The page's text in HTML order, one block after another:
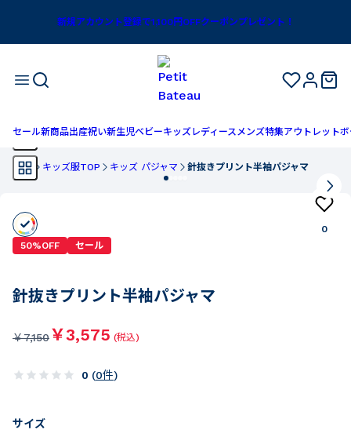
新規アカウント登録で1,100円OFFクーポンプレゼント！
セール新商品出産祝い新生児ベビーキッズ レディースメンズ特集アウトレットボ
TOP キッズ服TOP キッズ パジャマ 針抜きプリント半袖パジャマ
0
50%OFF
セール
針抜きプリント半袖パジャマ
￥7,150￥3,575 (税込)
0 (0件)
サイズ